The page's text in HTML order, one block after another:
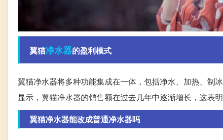
翼猫净水器的盈利模式
翼猫净水器将多种功能集成在一体，包括净水、加热、制
显示，翼猫净水器的销售额在过去几年中逐渐增长，这表
翼猫净水器能改成普通净水器吗